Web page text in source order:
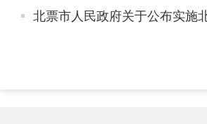
北票市人民政府关于公布实施